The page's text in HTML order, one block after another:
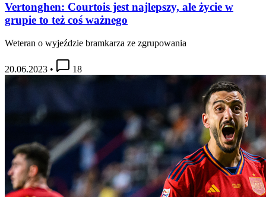
Vertonghen: Courtois jest najlepszy, ale życie w
grupie to też coś ważnego
Weteran o wyjeździe bramkarza ze zgrupowania
20.06.2023 • 18